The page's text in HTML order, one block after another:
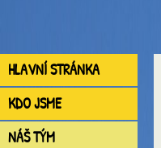
HLAVNÍ STRÁNKA
KDO JSME
NÁŠ TÝM